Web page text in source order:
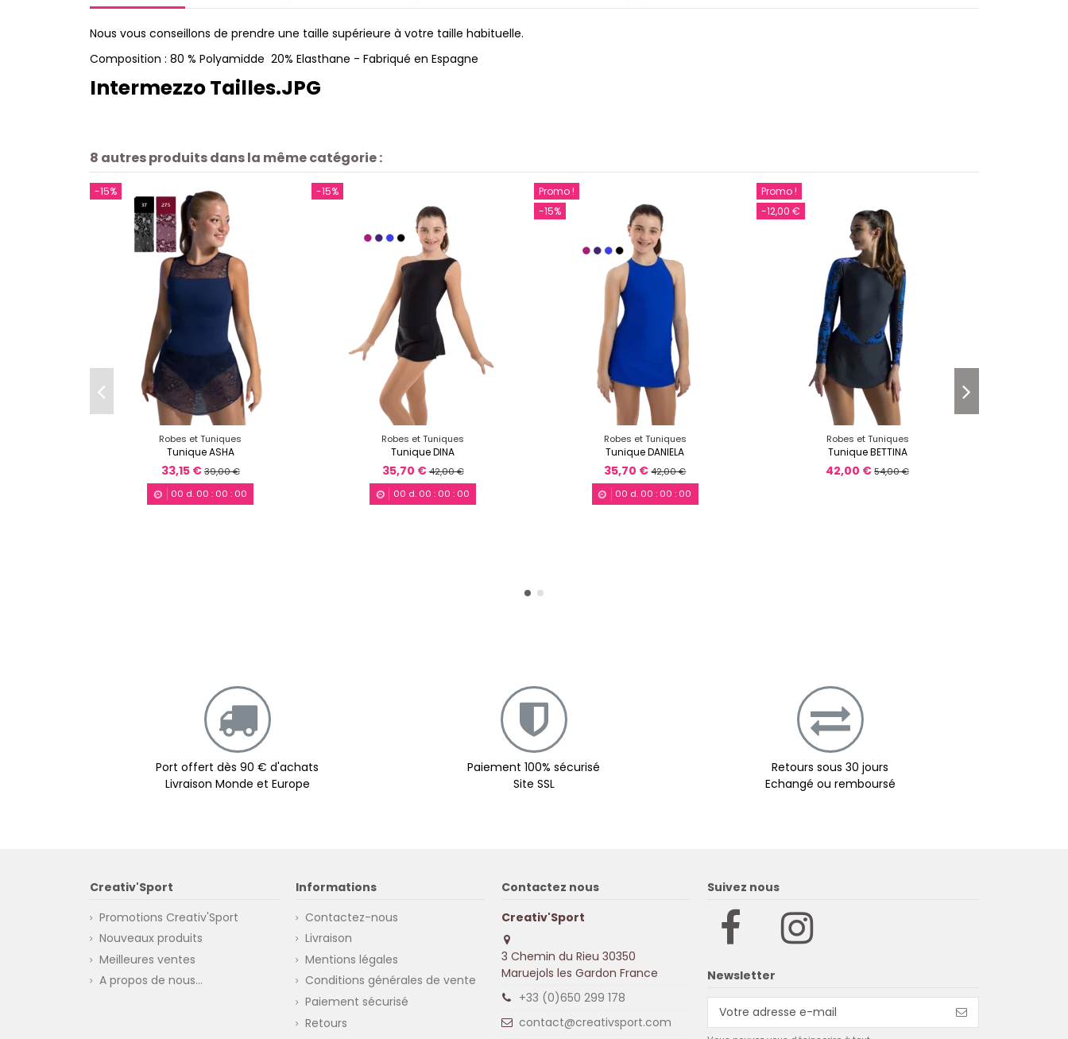
Nous vous conseillons de prendre une taille supérieure à votre taille habituelle.
Composition : 80 % Polyamidde 20% Elasthane - Fabriqué en Espagne
Intermezzo Tailles.JPG
8 autres produits dans la même catégorie :
-15%
Robes et Tuniques
Tunique ASHA
33,15 €39,00 €
00 d. 00 : 00 : 00
-15%
Robes et Tuniques
Tunique DINA
35,70 €42,00 €
00 d. 00 : 00 : 00
Promo !
-15%
Robes et Tuniques
Tunique DANIELA
35,70 €42,00 €
00 d. 00 : 00 : 00
Promo !
-12,00 €
Robes et Tuniques
Tunique BETTINA
42,00 €54,00 €
Port offert dès 90 € d'achats
Livraison Monde et Europe
Paiement 100% sécurisé
Site SSL
Retours sous 30 jours
Echangé ou remboursé
Creativ'Sport
Promotions Creativ'Sport
Nouveaux produits
Meilleures ventes
A propos de nous...
Informations
Contactez-nous
Livraison
Mentions légales
Conditions générales de vente
Paiement sécurisé
Retours
Contactez nous
Creativ'Sport
3 Chemin du Rieu 30350
Maruejols les Gardon France
+33 (0)650 299 178
contact@creativsport.com
Suivez nous
Newsletter